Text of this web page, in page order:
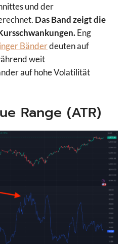
und der
Das Band zeigt die
Eng
Bänderdeuten auf
weit
auf hohe Volatilität
Range (ATR)